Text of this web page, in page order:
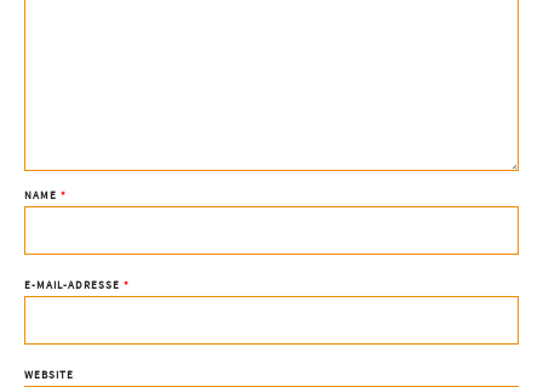
NAME *
E-MAIL-ADRESSE *
WEBSITE